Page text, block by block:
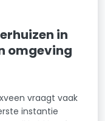
in
omgeving
vraagt vaak
instantie